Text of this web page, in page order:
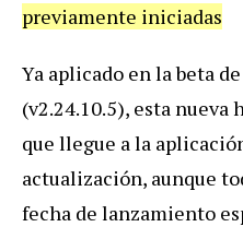
previamente iniciadas
Ya aplicado en la beta
(v2.24.10.5), esta nueva
que llegue a la
actualización, aunque
fecha de lanzamiento